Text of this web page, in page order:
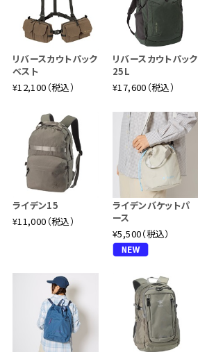
リバースカウトパック
ベスト
¥12,100（税込）
リバースカウトパック
25L
¥17,600（税込）
ライデン15
¥11,000（税込）
ライデンバケットパ
ース
¥5,500（税込）